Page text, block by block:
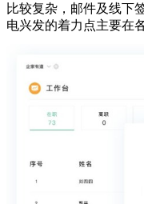
比较复杂，邮件及线下
电兴发的着力点主要在